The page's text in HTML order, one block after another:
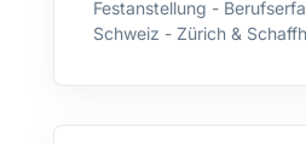
Festanstellung -
Schweiz - Zürich &